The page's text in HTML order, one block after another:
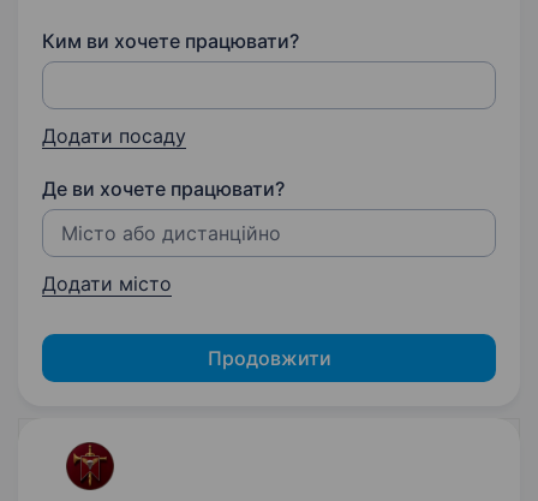
Ким ви хочете працювати?
Додати посаду
Де ви хочете працювати?
Додати місто
Продовжити